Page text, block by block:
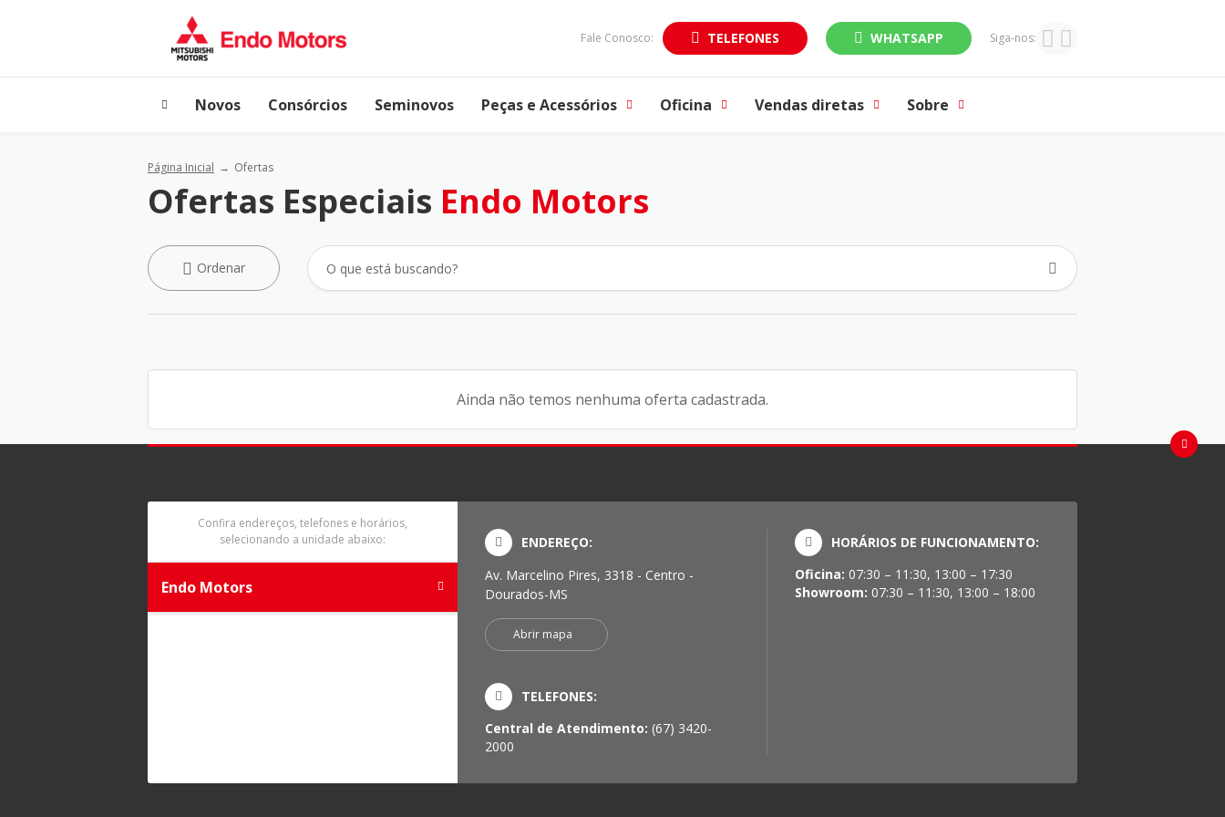
Fale Conosco: TELEFONES WHATSAPP Siga-nos:
Novos Consórcios Seminovos Peças e Acessórios Oficina Vendas diretas Sobre
Página Inicial Ofertas
Ofertas Especiais Endo Motors
Ordenar
Ainda não temos nenhuma oferta cadastrada.
Confira endereços, telefones e horários,
selecionando a unidade abaixo:
Endo Motors
ENDEREÇO:
Av. Marcelino Pires, 3318 - Centro -
Dourados-MS
Abrir mapa
TELEFONES:
Central de Atendimento: (67) 3420-
2000
HORÁRIOS DE FUNCIONAMENTO:
Oficina: 07:30 – 11:30, 13:00 – 17:30
Showroom: 07:30 – 11:30, 13:00 – 18:00